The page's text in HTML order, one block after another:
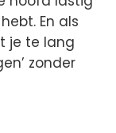
En als
je te lang
zonder